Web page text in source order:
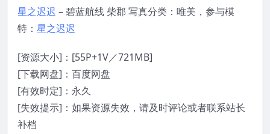
星之迟迟 – 碧蓝航线 柴郡 写真分类：唯美，参与模
特： 星之迟迟
[资源大小]：[55P+1V／721MB]
[下载网盘]：百度网盘
[有效时定]：永久
[失效提示]：如果资源失效，请及时评论或者联系站长
补档